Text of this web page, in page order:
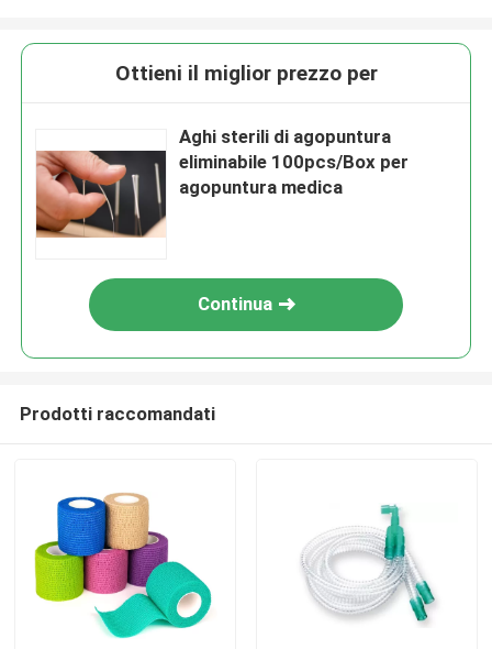
Ottieni il miglior prezzo per
Aghi sterili di agopuntura
eliminabile 100pcs/Box per
agopuntura medica
Continua
Prodotti raccomandati